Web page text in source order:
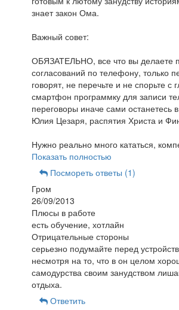
знает закон Ома.
Важный совет:
ОБЯЗАТЕЛЬНО, все что вы делаете
согласований по телефону, только
говорят, не перечьте и не спорьте
смартфон программку для записи
переговоры иначе сами останетесь
Юлия Цезаря, распятия Христа и
Нужно реально много кататься,
Показать полностью
Посмореть ответы (1)
Гром
26/09/2013
Плюсы в работе
есть обучение, хотлайн
Отрицательные стороны
серьезно подумайте перед
несмотря на то, что в он целом
самодурства своим занудством
отдыха.
Ответить